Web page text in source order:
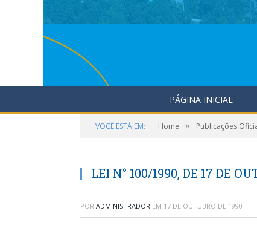
PÁGINA INICIAL
VOCÊ ESTÁ EM: Home » Publicações
LEI N° 100/1990, DE 17 DE
POR ADMINISTRADOR EM 17 DE OUTUBRO DE 1990